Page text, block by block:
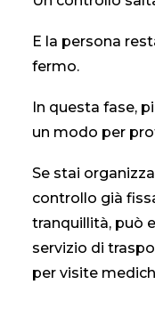
E la persona
fermo.
In questa fase,
un modo per
Se stai
controllo già
tranquillità, può
servizio di
per visite